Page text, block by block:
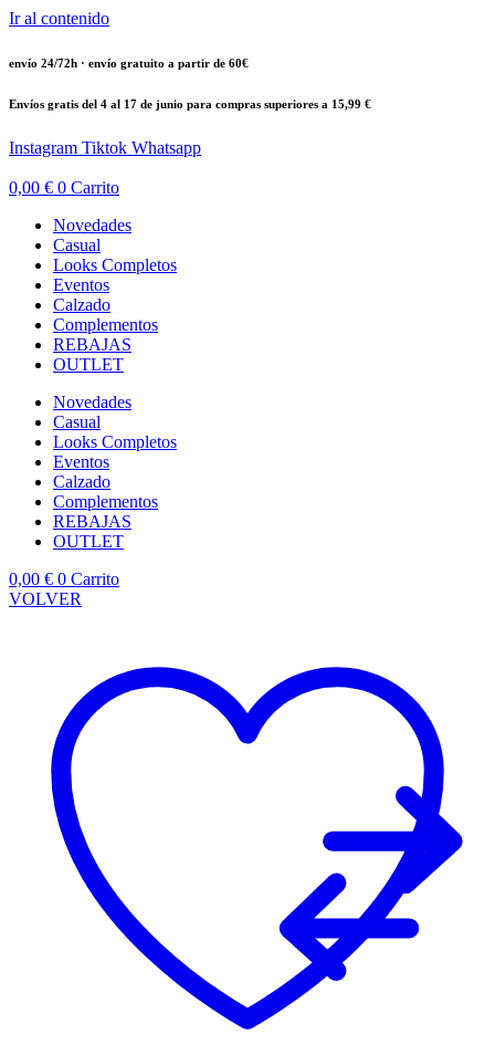
Ir al contenido
envío 24/72h · envío gratuito a partir de 60€
Envíos gratis del 4 al 17 de junio para compras superiores a 15,99 €
Instagram Tiktok Whatsapp
0,00 € 0 Carrito
Novedades
Casual
Looks Completos
Eventos
Calzado
Complementos
REBAJAS
OUTLET
Novedades
Casual
Looks Completos
Eventos
Calzado
Complementos
REBAJAS
OUTLET
0,00 € 0 Carrito
VOLVER